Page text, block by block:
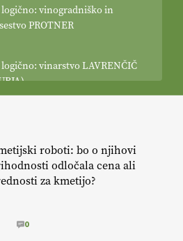
logično: vinogradniško in
PROTNER
vinarstvo LAVRENČIČ
roboti: bo o njihovi
odločala cena ali
za kmetijo?
0